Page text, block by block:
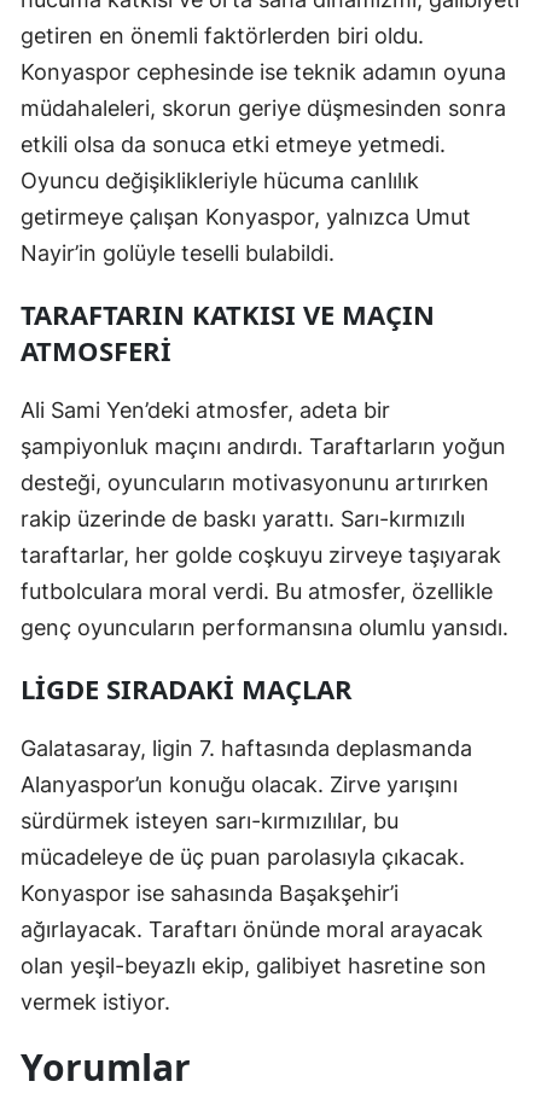
Samsun
Siirt
Sinop
Sivas
Tekirdağ
Trabzon
Uşak
Van
Yozgat
Zonguldak
Karaman
Kırıkkale
Batman
Şırnak
Bartın
getiren en önemli faktörlerden biri oldu.
Konyaspor cephesinde ise teknik adamın oyuna
müdahaleleri, skorun geriye düşmesinden sonra
etkili olsa da sonuca etki etmeye yetmedi.
Oyuncu değişiklikleriyle hücuma canlılık
getirmeye çalışan Konyaspor, yalnızca Umut
Nayir’in golüyle teselli bulabildi.
TARAFTARIN KATKISI VE MAÇIN
ATMOSFERI
Ali Sami Yen’deki atmosfer, adeta bir
şampiyonluk maçını andırdı. Taraftarların yoğun
desteği, oyuncuların motivasyonunu artırırken
rakip üzerinde de baskı yarattı. Sarı-kırmızılı
taraftarlar, her golde coşkuyu zirveye taşıyarak
futbolculara moral verdi. Bu atmosfer, özellikle
genç oyuncuların performansına olumlu yansıdı.
LIGDE SIRADAKI MAÇLAR
Galatasaray, ligin 7. haftasında deplasmanda
Alanyaspor’un konuğu olacak. Zirve yarışını
sürdürmek isteyen sarı-kırmızılılar, bu
mücadeleye de üç puan parolasıyla çıkacak.
Konyaspor ise sahasında Başakşehir’i
ağırlayacak. Taraftarı önünde moral arayacak
olan yeşil-beyazlı ekip, galibiyet hasretine son
vermek istiyor.
Yorumlar